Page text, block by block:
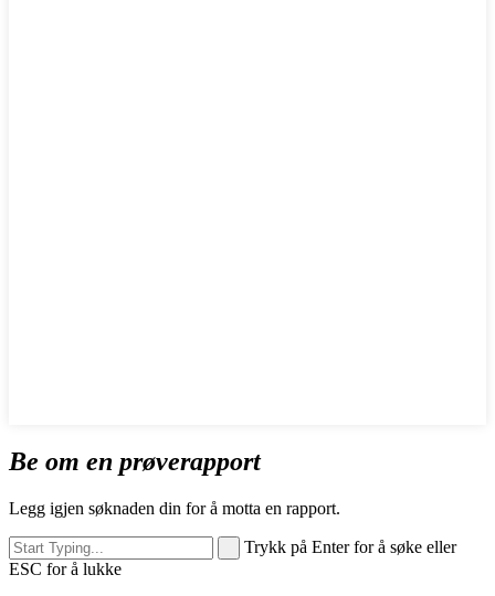
Be om en prøverapport
Legg igjen søknaden din for å motta en rapport.
Trykk på Enter for å søke eller
ESC for å lukke